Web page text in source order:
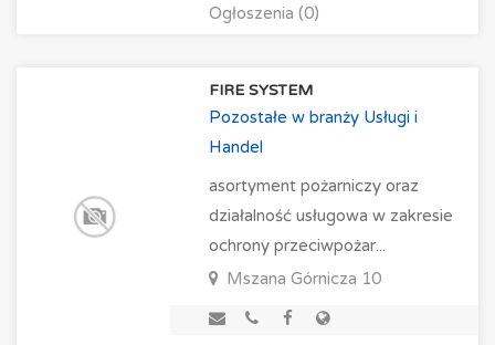
Ogłoszenia (0)
FIRE SYSTEM
Pozostałe w branży Usługi i
Handel
asortyment pożarniczy oraz
działalność usługowa w zakresie
ochrony przeciwpożar...
Mszana Górnicza 10